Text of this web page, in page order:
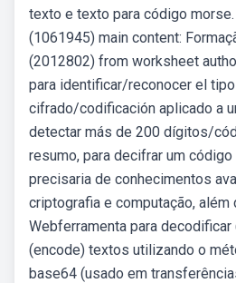
texto e texto para código
(1061945) main content:
(2012802) from worksheet
para identificar/reconocer el
cifrado/codificación aplicado a
detectar más de 200 dígitos/
resumo, para decifrar um
precisaria de conhecimentos
criptografia e computação,
Webferramenta para
(encode) textos utilizando o
base64 (usado em